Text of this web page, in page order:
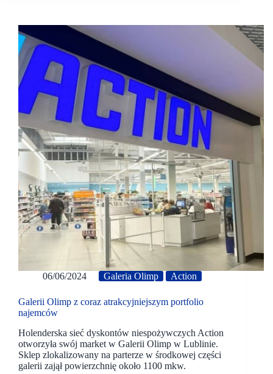
06/06/2024 Galeria Olimp Action
Galerii Olimp z coraz atrakcyjniejszym portfolio
najemców
Holenderska sieć dyskontów niespożywczych Action
otworzyła swój market w Galerii Olimp w Lublinie.
Sklep zlokalizowany na parterze w środkowej części
galerii zajął powierzchnię około 1100 mkw.